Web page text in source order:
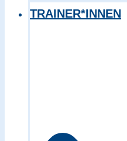
TRAINER*INNEN